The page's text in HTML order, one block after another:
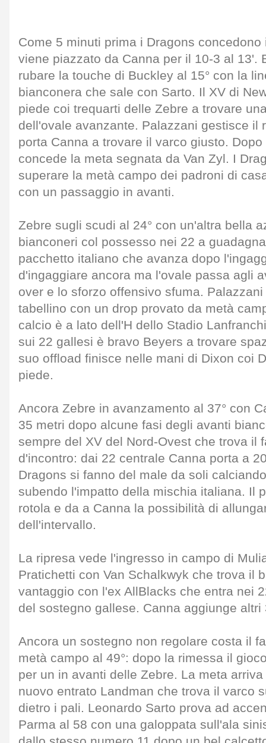
Come 5 minuti prima i Dragons
viene piazzato da Canna per il 10-3 al 13'.
rubare la touche di Buckley al 15° con la
bianconera che sale con Sarto. Il XV di
piede coi trequarti delle Zebre a trovare
dell'ovale avanzante. Palazzani gestisce il
porta Canna a trovare il varco giusto.
concede la meta segnata da Van Zyl. I
superare la metà campo dei padroni di
con un passaggio in avanti.
Zebre sugli scudi al 24° con un'altra bella
bianconeri col possesso nei 22 a
pacchetto italiano che avanza dopo
d'ingaggiare ancora ma l'ovale passa agli
over e lo sforzo offensivo sfuma.
tabellino con un drop provato da metà
calcio è a lato dell'H dello Stadio
sui 22 gallesi è bravo Beyers a trovare
suo offload finisce nelle mani di Dixon coi
piede.
Ancora Zebre in avanzamento al 37° con
35 metri dopo alcune fasi degli avanti
sempre del XV del Nord-Ovest che trova il
d'incontro: dai 22 centrale Canna porta a
Dragons si fanno del male da soli
subendo l'impatto della mischia italiana. Il
rotola e da a Canna la possibilità di
dell'intervallo.
La ripresa vede l'ingresso in campo di
Pratichetti con Van Schalkwyk che trova il
vantaggio con l'ex AllBlacks che entra nei
del sostegno gallese. Canna aggiunge
Ancora un sostegno non regolare costa il
metà campo al 49°: dopo la rimessa il
per un in avanti delle Zebre. La meta
nuovo entrato Landman che trova il varco
dietro i pali. Leonardo Sarto prova ad
Parma al 58 con una galoppata sull'ala